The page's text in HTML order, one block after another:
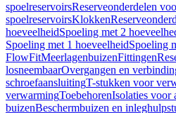
spoelreservoirsReserveonderdelen
spoelreservoirsKlokken
hoeveelheidSpoeling met 2
Spoeling met 1 hoeveelheidSpoeling
FlowFitMeerlagenbuizenFittingen
losneembaarOvergangen en
schroefaansluitingT-stukken voor
verwarmingToebehorenIsolaties voor
buizenBeschermbuizen en